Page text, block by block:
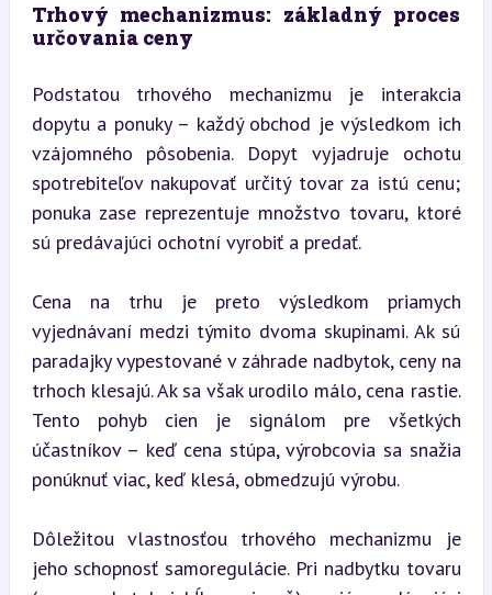
Trhový mechanizmus: základný proces
určovania ceny
Podstatou trhového mechanizmu je interakcia
dopytu a ponuky – každý obchod je výsledkom ich
vzájomného pôsobenia. Dopyt vyjadruje ochotu
spotrebiteľov nakupovať určitý tovar za istú cenu;
ponuka zase reprezentuje množstvo tovaru, ktoré
sú predávajúci ochotní vyrobiť a predať.
Cena na trhu je preto výsledkom priamych
vyjednávaní medzi týmito dvoma skupinami. Ak sú
paradajky vypestované v záhrade nadbytok, ceny na
trhoch klesajú. Ak sa však urodilo málo, cena rastie.
Tento pohyb cien je signálom pre všetkých
účastníkov – keď cena stúpa, výrobcovia sa snažia
ponúknuť viac, keď klesá, obmedzujú výrobu.
Dôležitou vlastnosťou trhového mechanizmu je
jeho schopnosť samoregulácie. Pri nadbytku tovaru